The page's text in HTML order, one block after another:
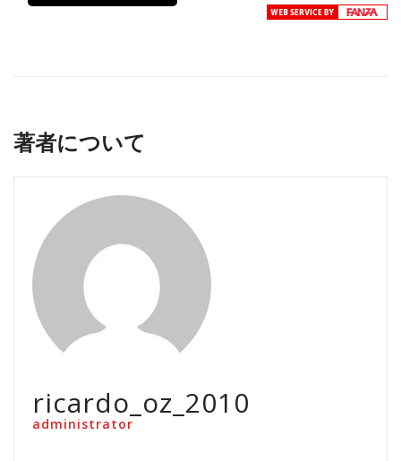
著者について
ricardo_oz_2010
administrator